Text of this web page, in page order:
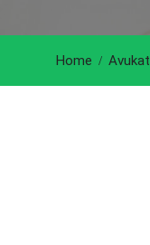
Home Avukat